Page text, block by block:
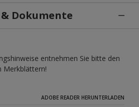
Dokumente
entnehmen Sie bitte den
Merkblättern!
ADOBE READER HERUNTERLADEN